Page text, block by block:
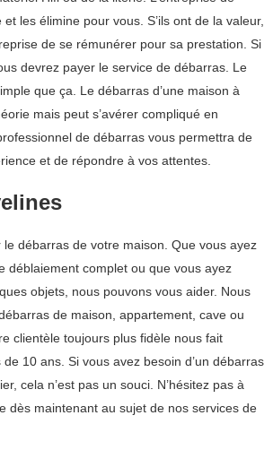
les élimine pour vous. S’ils ont de la valeur,
de se rémunérer pour sa prestation. Si
devrez payer le service de débarras. Le
que ça. Le débarras d’une maison à
mais peut s’avérer compliqué en
de débarras vous permettra de
et de répondre à vos attentes.
débarras de votre maison. Que vous ayez
déblaiement complet ou que vous ayez
objets, nous pouvons vous aider. Nous
de maison, appartement, cave ou
clientèle toujours plus fidèle nous fait
10 ans. Si vous avez besoin d’un débarras
cela n’est pas un souci. N’hésitez pas à
dès maintenant au sujet de nos services de